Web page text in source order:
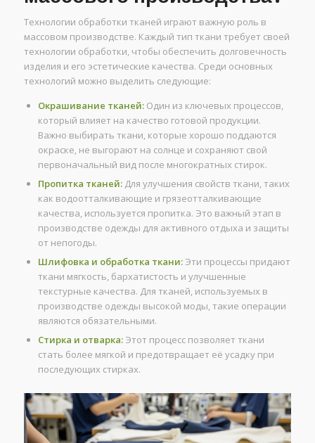
Технологии обработки тканей играют важную роль в
массовом производстве. Каждый тип ткани требует своей
технологии обработки, чтобы обеспечить долговечность
изделия и его эстетические качества. Среди основных
технологий можно выделить следующие:
Окрашивание тканей:Один из ключевых процессов,
который влияет на качество готовой продукции.
Важно выбирать ткани, которые хорошо поддаются
окраске, не выгорают на солнце и сохраняют свой
первоначальный вид после многократных стирок.
Пропитка тканей:Для улучшения свойств ткани, таких
как водоотталкивающие и грязеотталкивающие
качества, используется пропитка. Это важный этап в
производстве одежды для активного отдыха и защиты
от непогоды.
Шлифовка и обработка ткани:Эти процессы придают
ткани мягкость, бархатистость и улучшенные
текстурные качества. Для тканей, используемых в
производстве одежды высокой моды, такие операции
являются обязательными.
Стирка и отварка:Этот процесс позволяет ткани
стать более мягкой и предотвращает её усадку при
последующих стирках.